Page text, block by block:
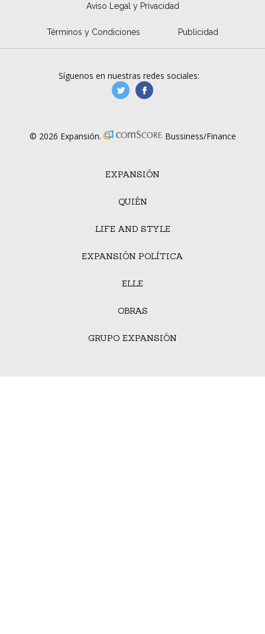
Aviso Legal y Privacidad
Términos y Condiciones Publicidad
EXPANSIÓN
QUIÉN
LIFE AND STYLE
EXPANSIÓN POLÍTICA
ELLE
OBRAS
GRUPO EXPANSIÓN
Síguenos en nuestras redes sociales:
manufacturaGE
© 2026 Expansión. Bussiness/Finance